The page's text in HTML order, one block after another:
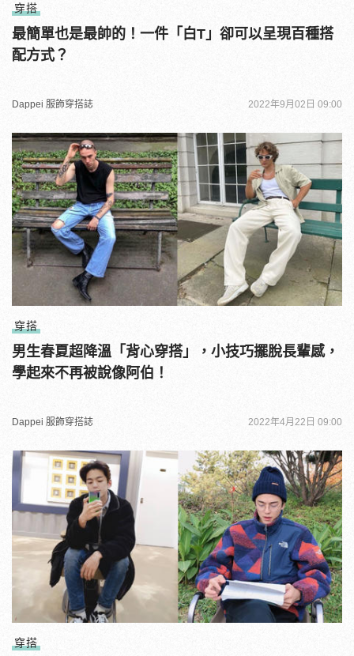
穿搭
最簡單也是最帥的！一件「白T」卻可以呈現百種搭
配方式？
Dappei 服飾穿搭誌 2022年9月02日 09:00
穿搭
男生春夏超降溫「背心穿搭」，小技巧擺脫長輩感，
學起來不再被說像阿伯！
Dappei 服飾穿搭誌 2022年4月22日 09:00
穿搭